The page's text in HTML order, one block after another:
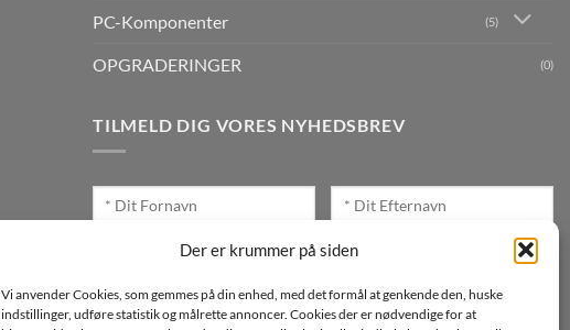
Der er krummer på siden
Vi anvender Cookies, som gemmes på din enhed, med det formål at genkende den, huske
indstillinger, udføre statistik og målrette annoncer. Cookies der er nødvendige for at
PC-Komponenter (5)
OPGRADERINGER (0)
TILMELD DIG VORES NYHEDSBREV
Jeg ønsker at modtage mails fra TJdata!